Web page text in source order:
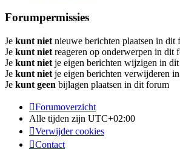
Forumpermissies
Je kunt niet nieuwe berichten plaatsen in dit
Je kunt niet reageren op onderwerpen in dit
Je kunt niet je eigen berichten wijzigen in
Je kunt niet je eigen berichten verwijderen
Je kunt geen bijlagen plaatsen in dit forum
Forumoverzicht
Alle tijden zijn UTC+02:00
Verwijder cookies
Contact